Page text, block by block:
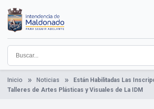
contenido
principal
Institucional
Municipios
Descubre Maldonado
Comunicación
Servicios
Guía De Trámites
Ver Noticias
Inicio Noticias
Están Habilitadas Las
Talleres de Artes Plásticas y Visuales de La IDM